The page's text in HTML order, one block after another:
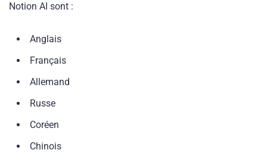
Notion AI sont :
Anglais
Français
Allemand
Russe
Coréen
Chinois